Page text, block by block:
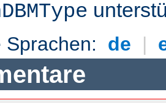
Sprachen: de |